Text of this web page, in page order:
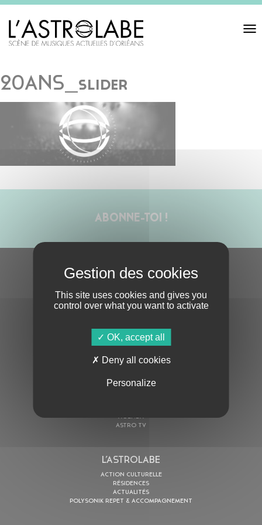
Toggle
20ANS_slider
ABONNE-TOI !
S'ABONNER À LA NEWSLETTER
En cochant cette case, j’accepte la Politique de confidentialité
AGENDA
ASTRO TV
L’ASTROLABE
ACTION CULTURELLE
RÉSIDENCES
ACTUALITÉS
POLYSONIK REPET & ACCOMPAGNEMENT
This site uses cookies and gives you
control over what you want to activate
OK, accept all
Deny all cookies
Personalize